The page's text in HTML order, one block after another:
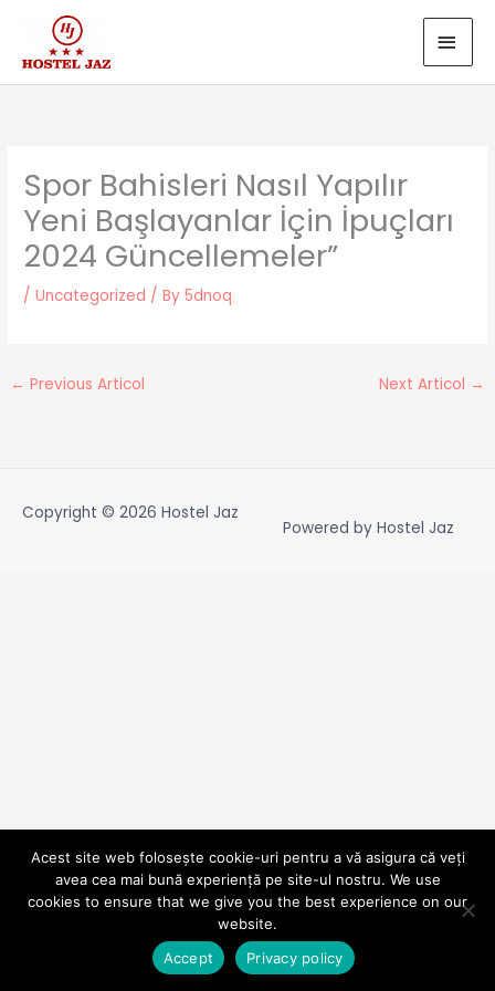
content
Spor Bahisleri Nasıl Yapılır
Yeni Başlayanlar İçin İpuçları
2024 Güncellemeler”
/Uncategorized / By5dnoq
← Previous Articol Next Articol →
Copyright © 2026 Hostel Jaz
Powered by Hostel Jaz
Acest site web folosește cookie-uri pentru a vă asigura că veți
avea cea mai bună experiență pe site-ul nostru. We use
cookies to ensure that we give you the best experience on our
website.
Accept
Privacy policy